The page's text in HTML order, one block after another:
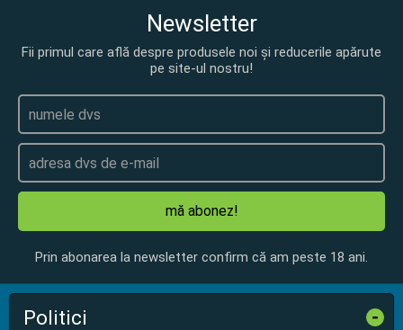
Newsletter
Fii primul care află despre produsele noi și reducerile apărute
pe site-ul nostru!
mă abonez!
Prin abonarea la newsletter confirm că am peste 18 ani.
Politici -